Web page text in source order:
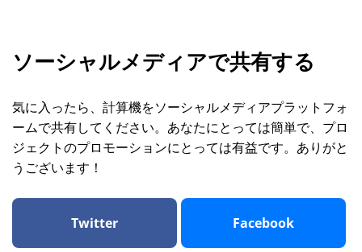
ソーシャルメディアで共有する
気に入ったら、計算機をソーシャルメディアプラットフォ
ームで共有してください。あなたにとっては簡単で、プロ
ジェクトのプロモーションにとっては有益です。ありがと
うございます！
Twitter Facebook